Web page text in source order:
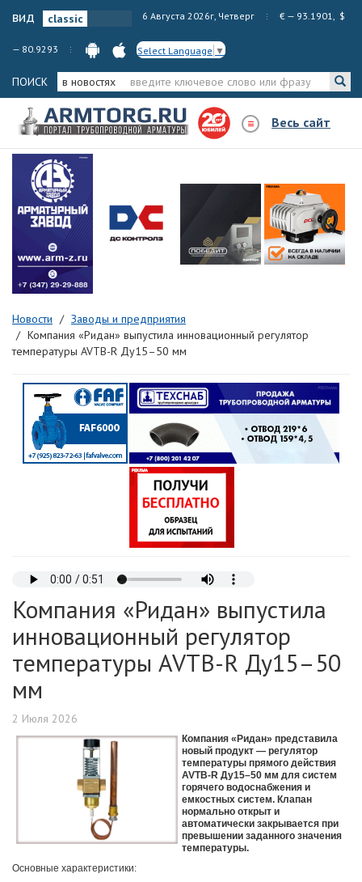
вид 6 Августа 2026г, Четверг € — 93.1901, $
— 80.9293 Select Language ▼
ПОИСК в новостях
Весь сайт
Новости
Заводы и предприятия
Компания «Ридан» выпустила инновационный регулятор
температуры AVTB-R Ду15–50 мм
Компания «Ридан» выпустила
инновационный регулятор
температуры AVTB-R Ду15–50
мм
2 Июля 2026
Компания «Ридан» представила
новый продукт — регулятор
температуры прямого действия
AVTB-R Ду15–50 мм для систем
горячего водоснабжения и
емкостных систем. Клапан
нормально открыт и
автоматически закрывается при
превышении заданного значения
температуры.
Основные характеристики: